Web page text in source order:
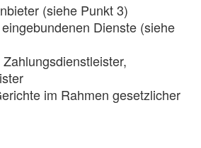
(siehe Punkt 3)
Dienste (siehe
im Rahmen gesetzlicher